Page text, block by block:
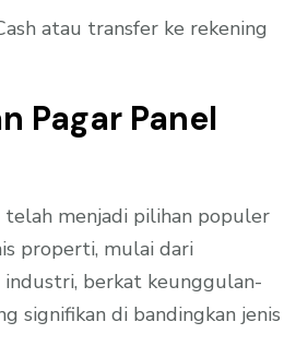
atau transfer ke rekening
Pagar Panel
menjadi pilihan populer
properti, mulai dari
industri, berkat keunggulan-
signifikan di bandingkan jenis